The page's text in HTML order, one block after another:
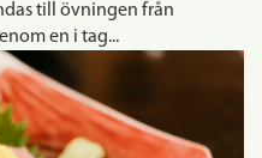
till övningen från
en i tag...